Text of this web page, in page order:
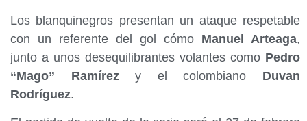
Los blanquinegros presentan un ataque respetable
con un referente del gol cómo Manuel Arteaga,
junto a unos desequilibrantes volantes como Pedro
“Mago” Ramírezy el colombiano Duvan
Rodríguez.